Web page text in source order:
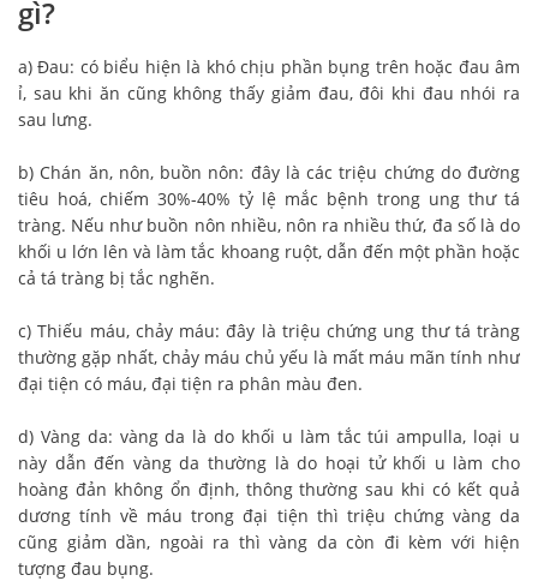
gì?
a) Đau: có biểu hiện là khó chịu phần bụng trên hoặc đau âm
ỉ, sau khi ăn cũng không thấy giảm đau, đôi khi đau nhói ra
sau lưng.
b) Chán ăn, nôn, buồn nôn: đây là các triệu chứng do đường
tiêu hoá, chiếm 30%-40% tỷ lệ mắc bệnh trong ung thư tá
tràng. Nếu như buồn nôn nhiều, nôn ra nhiều thứ, đa số là do
khối u lớn lên và làm tắc khoang ruột, dẫn đến một phần hoặc
cả tá tràng bị tắc nghẽn.
c) Thiếu máu, chảy máu: đây là triệu chứng ung thư tá tràng
thường gặp nhất, chảy máu chủ yếu là mất máu mãn tính như
đại tiện có máu, đại tiện ra phân màu đen.
d) Vàng da: vàng da là do khối u làm tắc túi ampulla, loại u
này dẫn đến vàng da thường là do hoại tử khối u làm cho
hoàng đản không ổn định, thông thường sau khi có kết quả
dương tính về máu trong đại tiện thì triệu chứng vàng da
cũng giảm dần, ngoài ra thì vàng da còn đi kèm với hiện
tượng đau bụng.